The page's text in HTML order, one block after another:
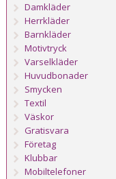
Damkläder
Herrkläder
Barnkläder
Motivtryck
Varselkläder
Huvudbonader
Smycken
Textil
Väskor
Gratisvara
Företag
Klubbar
Mobiltelefoner